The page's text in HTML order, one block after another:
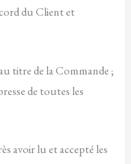
du Client et
titre de la Commande ;
de toutes les
avoir lu et accepté les